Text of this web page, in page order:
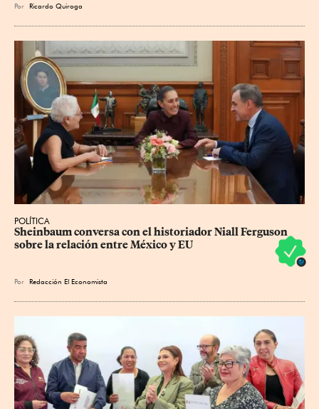
Por Ricardo Quiroga
POLÍTICA
Sheinbaum conversa con el historiador Niall Ferguson
sobre la relación entre México y EU
Por Redacción El Economista